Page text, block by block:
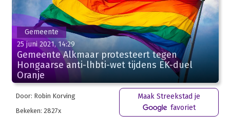
Gemeente
25 juni 2021, 14:29
Gemeente Alkmaar protesteert tegen
Hongaarse anti-lhbti-wet tijdens EK-duel
Oranje
Door: Robin Korving
Bekeken: 2827x
Maak Streekstad je
favoriet